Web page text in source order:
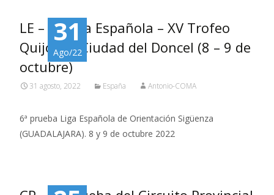
31
Ago/22
LE – 6ª Liga Española – XV Trofeo
Quijotes. Ciudad del Doncel (8 – 9 de
octubre)
31 agosto, 2022 España Antonio-COMA
6ª prueba Liga Española de Orientación Sigüenza
(GUADALAJARA). 8 y 9 de octubre 2022